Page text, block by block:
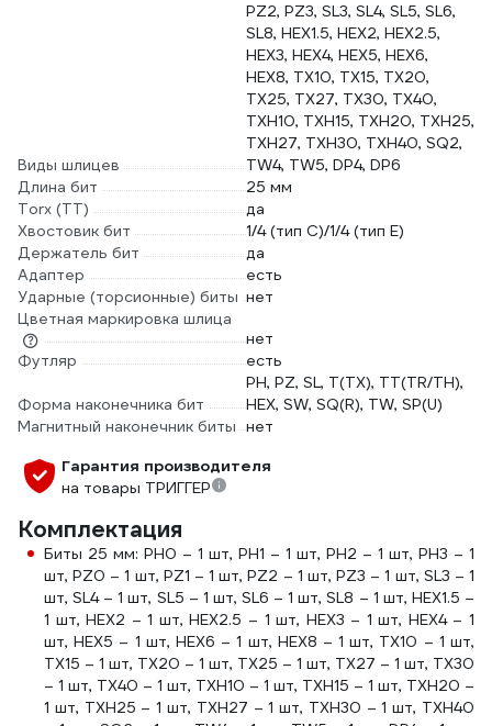
Виды шлицев
PZ2, PZ3, SL3, SL4, SL5, SL6,
SL8, HEX1.5, HEX2, HEX2.5,
HEX3, HEX4, HEX5, HEX6,
HEX8, TX10, TX15, TX20,
TX25, TX27, TX30, TX40,
TXH10, TXH15, TXH20, TXH25,
TXH27, TXH30, TXH40, SQ2,
TW4, TW5, DP4, DP6
Длина бит
25 мм
Torx (TT)
да
Хвостовик бит
1/4 (тип С)/1/4 (тип Е)
Держатель бит
да
Адаптер
есть
Ударные (торсионные) биты нет
Цветная маркировка шлица
нет
Футляр
есть
Форма наконечника бит
PH, PZ, SL, T(TX), TT(TR/TH),
HEX, SW, SQ(R), TW, SP(U)
Магнитный наконечник биты нет
Гарантия производителя
на товары ТРИГГЕР
Комплектация
Биты 25 мм: PH0 – 1 шт, PH1 – 1 шт, PH2 – 1 шт, PH3 – 1
шт, PZ0 – 1 шт, PZ1 – 1 шт, PZ2 – 1 шт, PZ3 – 1 шт, SL3 – 1
шт, SL4 – 1 шт, SL5 – 1 шт, SL6 – 1 шт, SL8 – 1 шт, HEX1.5 –
1 шт, HEX2 – 1 шт, HEX2.5 – 1 шт, HEX3 – 1 шт, HEX4 – 1
шт, HEX5 – 1 шт, HEX6 – 1 шт, HEX8 – 1 шт, TX10 – 1 шт,
TX15 – 1 шт, TX20 – 1 шт, TX25 – 1 шт, TX27 – 1 шт, TX30
– 1 шт, TX40 – 1 шт, TXH10 – 1 шт, TXH15 – 1 шт, TXH20 –
1 шт, TXH25 – 1 шт, TXH27 – 1 шт, TXH30 – 1 шт, TXH40